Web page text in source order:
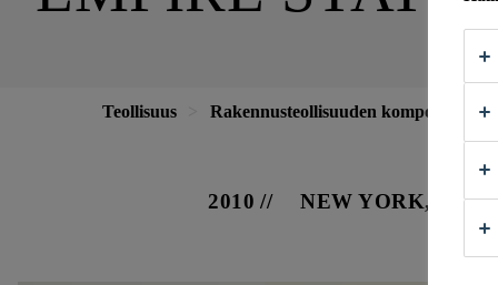
Teollisuus Rakennusteollisuuden komponentit
2010 NEW YORK, USA